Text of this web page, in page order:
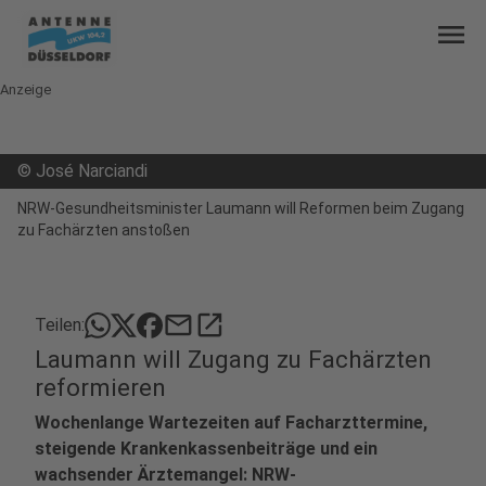
menu
Anzeige
© José Narciandi
NRW-Gesundheitsminister Laumann will Reformen beim Zugang
zu Fachärzten anstoßen
Teilen: mailopen_in_new
Laumann will Zugang zu Fachärzten
reformieren
Wochenlange Wartezeiten auf Facharzttermine,
steigende Krankenkassenbeiträge und ein
wachsender Ärztemangel: NRW-